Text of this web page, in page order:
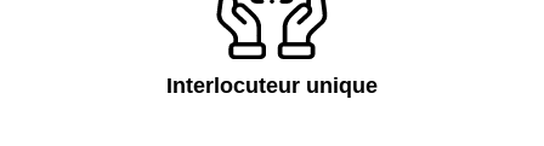
Interlocuteur unique